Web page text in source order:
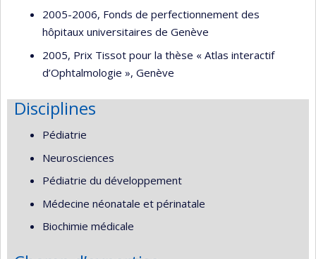
2005-2006, Fonds de perfectionnement des
hôpitaux universitaires de Genève
2005, Prix Tissot pour la thèse « Atlas interactif
d’Ophtalmologie », Genève
Disciplines
Pédiatrie
Neurosciences
Pédiatrie du développement
Médecine néonatale et périnatale
Biochimie médicale